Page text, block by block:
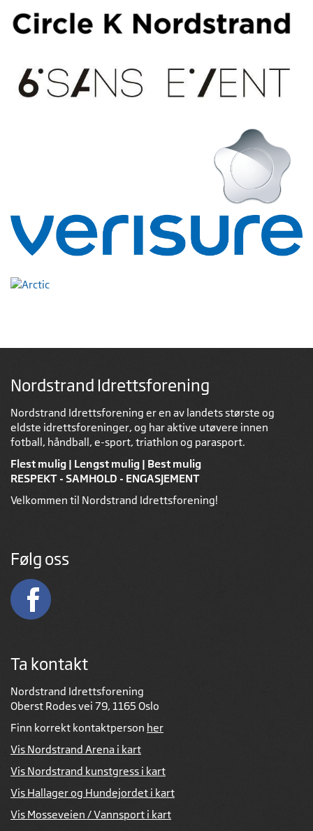
Nordstrand Idrettsforening
Nordstrand Idrettsforening er en av landets største og
eldste idrettsforeninger, og har aktive utøvere innen
fotball, håndball, e-sport, triathlon og parasport.
Flest mulig | Lengst mulig | Best mulig
RESPEKT - SAMHOLD - ENGASJEMENT
Velkommen til Nordstrand Idrettsforening!
Følg oss
Ta kontakt
Nordstrand Idrettsforening
Oberst Rodes vei 79, 1165 Oslo
Finn korrekt kontaktperson her
Vis Nordstrand Arena i kart
Vis Nordstrand kunstgress i kart
Vis Hallager og Hundejordet i kart
Vis Mosseveien / Vannsport i kart